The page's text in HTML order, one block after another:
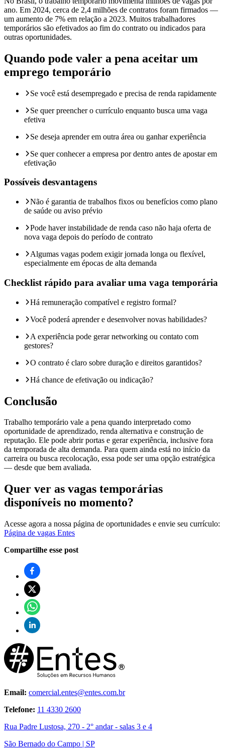
ano. Em 2024, cerca de 2,4 milhões de contratos foram firmados —
um aumento de 7% em relação a 2023. Muitos trabalhadores
temporários são efetivados ao fim do contrato ou indicados para
outras oportunidades.
Quando pode valer a pena aceitar um
emprego temporário
Se você está desempregado e precisa de renda rapidamente
Se quer preencher o currículo enquanto busca uma vaga
efetiva
Se deseja aprender em outra área ou ganhar experiência
Se quer conhecer a empresa por dentro antes de apostar em
efetivação
Possíveis desvantagens
Não é garantia de trabalhos fixos ou benefícios como plano
de saúde ou aviso prévio
Pode haver instabilidade de renda caso não haja oferta de
nova vaga depois do período de contrato
Algumas vagas podem exigir jornada longa ou flexível,
especialmente em épocas de alta demanda
Checklist rápido para avaliar uma vaga temporária
Há remuneração compatível e registro formal?
Você poderá aprender e desenvolver novas habilidades?
A experiência pode gerar networking ou contato com
gestores?
O contrato é claro sobre duração e direitos garantidos?
Há chance de efetivação ou indicação?
Conclusão
Trabalho temporário vale a pena quando interpretado como
oportunidade de aprendizado, renda alternativa e construção de
reputação. Ele pode abrir portas e gerar experiência, inclusive fora
da temporada de alta demanda. Para quem ainda está no início da
carreira ou busca recolocação, essa pode ser uma opção estratégica
— desde que bem avaliada.
Quer ver as vagas temporárias
disponíveis no momento?
Acesse agora a nossa página de oportunidades e envie seu currículo:
Página de vagas Entes
Compartilhe esse post
Email: comercial.entes@entes.com.br
Telefone: 11 4330 2600
Rua Padre Lustosa, 270 - 2° andar - salas 3 e 4
São Bernado do Campo | SP